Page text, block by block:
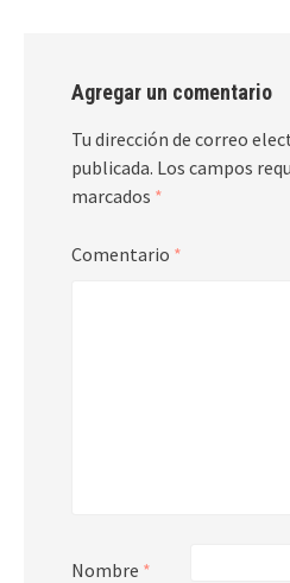
Agregar un comentario
Tu dirección de correo
publicada. Los campos
marcados *
Comentario *
Nombre *